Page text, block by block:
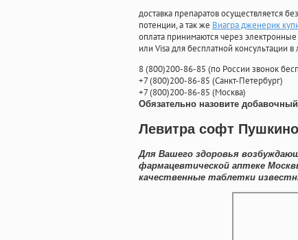
доставка препаратов осуществляется
потенции, а так же Виагра дженерик
оплата принимаются через
или Visa для бесплатной консультации
8(800)200-86-85 (по России звонок
+7(800)200-86-85 (Санкт-Петербург)
+7(800)200-86-85 (Москва)
Обязательно назовите
Левитра софт
Для Вашего здоровья
фармацевтической аптеке
качественные таблетки